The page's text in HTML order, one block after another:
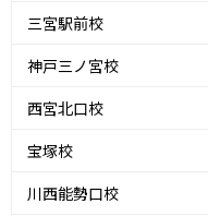
三宮駅前校
神戸三ノ宮校
西宮北口校
宝塚校
川西能勢口校